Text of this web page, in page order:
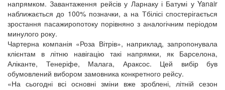
напрямком. Завантаження рейсів у Ларнаку і Батумі у Yanair
наближається до 100% позначки, а на Тбілісі спостерігається
зростання пасажиропотоку порівняно з аналогічним періодом
минулого року.
Чартерна компанія «Роза Вітрів», наприклад, запропонувала
клієнтам в літню навігацію такі напрямки, як Барселона,
Аліканте, Тенеріфе, Малага, Араксос. Цей вибір був
обумовлений вибором замовника конкретного рейсу.
«На сьогодні всі основні зміни вже зроблені, літній сезон